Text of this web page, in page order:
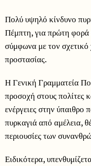
Πολύ υψηλό κίνδυνο
Πέμπτη, για πρώτη φορά
σύμφωνα με τον σχετικό
προστασίας.
Η Γενική Γραμματεία
προσοχή στους πολίτες
ενέργειες στην
πυρκαγιά από αμέλεια,
περιουσίες των
Ειδικότερα,